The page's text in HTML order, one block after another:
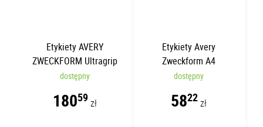
Etykiety AVERY
ZWECKFORM Ultragrip
A4 38x21.2mm | 100
dostępny
18059 zł
Etykiety Avery
Zweckform A4
210x297mm | 30 arkuszy
dostępny
5822zł